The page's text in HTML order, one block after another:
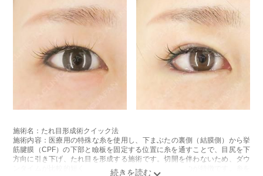
施術名：たれ目形成術クイック法
施術内容：医療用の特殊な糸を使用し、下まぶたの裏側（結膜側）から挙
筋腱膜（CPF）の下部と瞼板を固定する位置に糸を通すことで、目尻を下
方向に引き下げ、たれ目を形成する施術です。切開を伴わないため、ダウ
ンタイムが比較的短く、お顔の表面に傷跡が残らないのが特徴です。糸を